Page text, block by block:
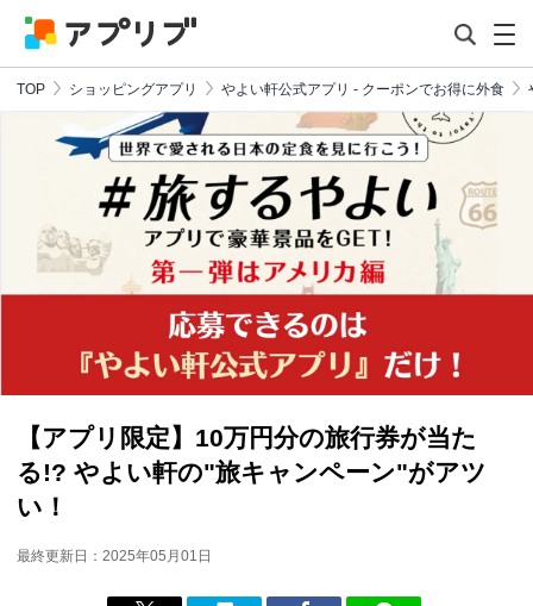
TOP ショッピングアプリ やよい軒公式アプリ - クーポンでお得に外食
【アプリ限定】10万円分の旅行券が当た
る!? やよい軒の"旅キャンペーン"がアツ
い！
最終更新日：2025年05月01日